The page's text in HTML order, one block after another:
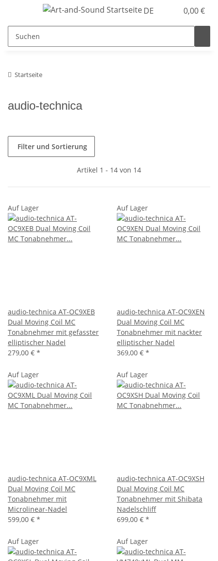
DE 0,00 €
Startseite
audio-technica
Filter und Sortierung
Artikel 1 - 14 von 14
Auf Lager
audio-technica AT-OC9XEB
Dual Moving Coil MC
Tonabnehmer mit gefasster
elliptischer Nadel
279,00 € *
Auf Lager
audio-technica AT-OC9XEN
Dual Moving Coil MC
Tonabnehmer mit nackter
elliptischer Nadel
369,00 € *
Auf Lager
audio-technica AT-OC9XML
Dual Moving Coil MC
Tonabnehmer mit
Microlinear-Nadel
599,00 € *
Auf Lager
audio-technica AT-OC9XSH
Dual Moving Coil MC
Tonabnehmer mit Shibata
Nadelschliff
699,00 € *
Auf Lager Auf Lager